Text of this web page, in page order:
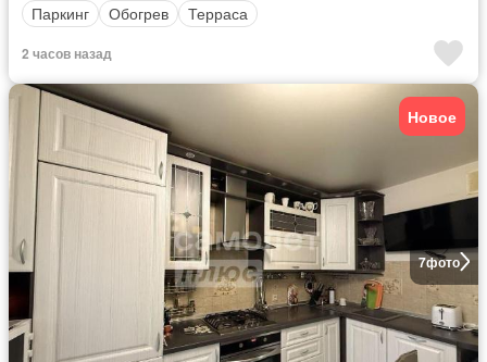
Паркинг
Обогрев Терраса
2 часов назад
7фото
Новое